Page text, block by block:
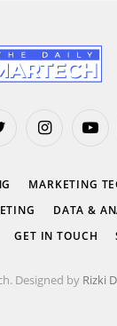
Instagram
MARKETING
DATA &
GET IN TOUCH
Designed by Rizki